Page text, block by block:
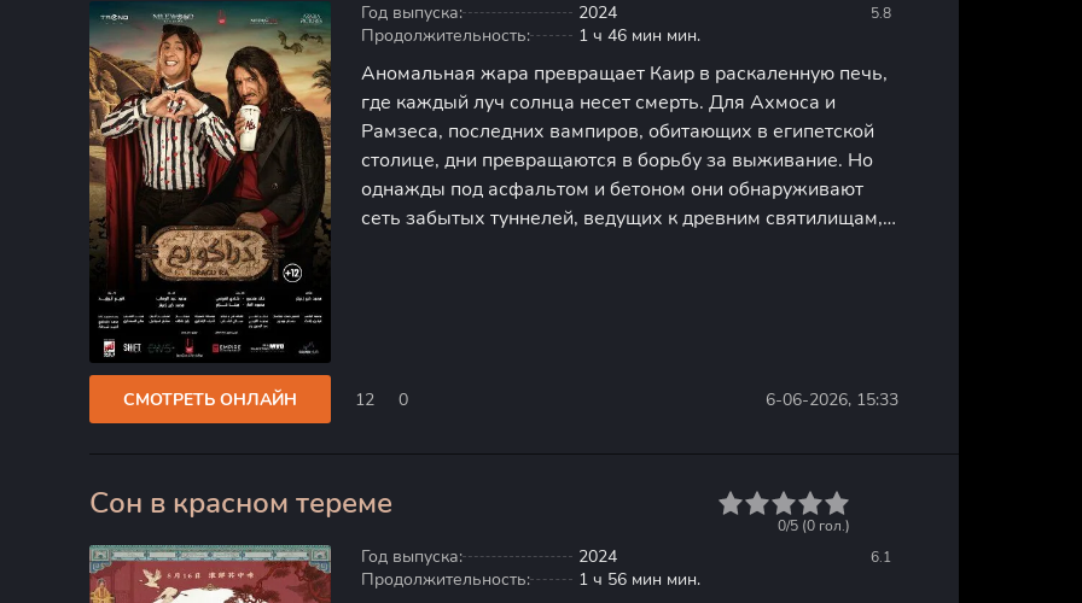
5.8
Год выпуска:
2024
Продолжительность:
1 ч 46 мин мин.
Аномальная жара превращает Каир в раскаленную печь,
где каждый луч солнца несет смерть. Для Ахмоса и
Рамзеса, последних вампиров, обитающих в египетской
столице, дни превращаются в борьбу за выживание. Но
однажды под асфальтом и бетоном они обнаруживают
сеть забытых туннелей, ведущих к древним святилищам,
СМОТРЕТЬ ОНЛАЙН 12 0 6-06-2026, 15:33
Сон в красном тереме
6.1
0/5 (0 гол.)
Год выпуска:
2024
Продолжительность:
1 ч 56 мин мин.